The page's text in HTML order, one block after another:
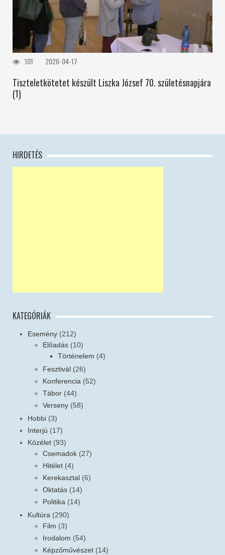
101 2026-04-17
Tiszteletkötetet készült Liszka József 70. születésnapjára
(1)
HIRDETÉS
KATEGÓRIÁK
Esemény (212)
Előadás (10)
Történelem (4)
Fesztivál (26)
Konferencia (52)
Tábor (44)
Verseny (58)
Hobbi (3)
Interjú (17)
Közélet (93)
Csemadok (27)
Hitélet (4)
Kerekasztal (6)
Oktatás (14)
Politika (14)
Kultúra (290)
Film (3)
Irodalom (54)
Képzőművészet (14)